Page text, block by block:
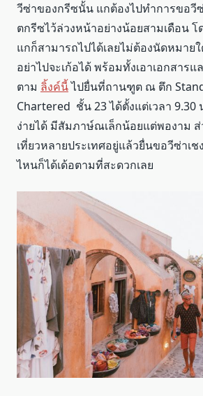
วีซ่าของกรีซนั้น แกต้องไปทำการขอวี
ตกรีซไว้ล่วงหน้าอย่างน้อยสามเดือน
แกก็สามารถไปได้เลยไม่ต้องนัดหมาย
อย่าไปจะเก้อได้ พร้อมทั้งเอาเอกสาร
ตาม ลิ้งค์นี้ไปยื่นที่ถานฑูต ณ ตึก
Chartered ชั้น 23 ได้ตั้งแต่เวลา 9.30
ง่ายได้ มีสัมภาษ์ณเล็กน้อยแต่พองาม
เที่ยวหลายประเทศอยู่แล้วยื่นขอวีซ่าเ
ไหนก็ได้เด้อตามที่สะดวกเลย